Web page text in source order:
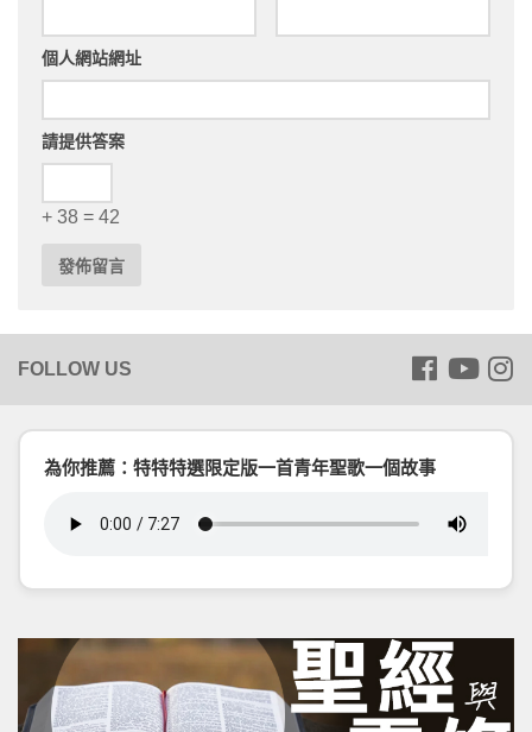
個人網站網址
請提供答案
+ 38 = 42
為你推薦：特特特選限定版一首青年聖歌一個故事